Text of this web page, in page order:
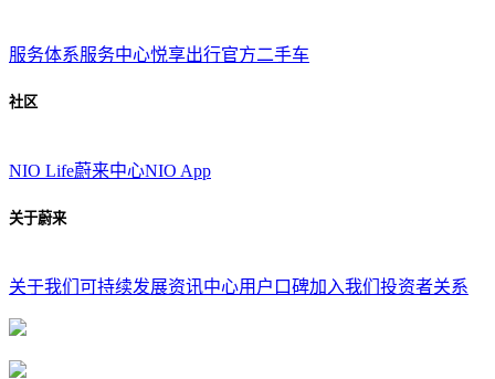
服务体系服务中心悦享出行官方二手车
社区
NIO Life蔚来中心NIO App
关于蔚来
关于我们 可持续发展资讯中心用户口碑加入我们 投资者关系